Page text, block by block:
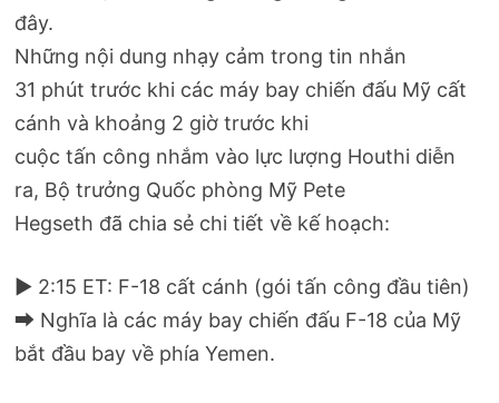
đây.
Những nội dung nhạy cảm trong tin nhắn
31 phút trước khi các máy bay chiến đấu Mỹ cất
cánh và khoảng 2 giờ trước khi
cuộc tấn công nhắm vào lực lượng Houthi diễn
ra, Bộ trưởng Quốc phòng Mỹ Pete
Hegseth đã chia sẻ chi tiết về kế hoạch:
▶ 2:15 ET: F-18 cất cánh (gói tấn công đầu tiên)
⮕ Nghĩa là các máy bay chiến đấu F-18 của Mỹ
bắt đầu bay về phía Yemen.